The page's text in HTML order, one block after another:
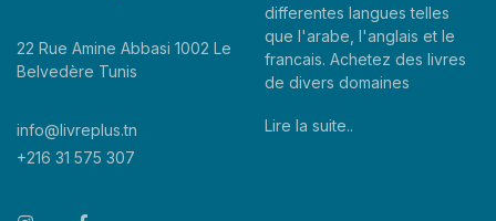
22 Rue Amine Abbasi 1002 Le
Belvedère Tunis
info@livreplus.tn
+216 31 575 307
differentes langues telles
que l'arabe, l'anglais et le
francais. Achetez des livres
de divers domaines
Lire la suite..